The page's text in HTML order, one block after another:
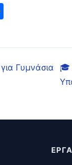
Γυμνάσια
🎓